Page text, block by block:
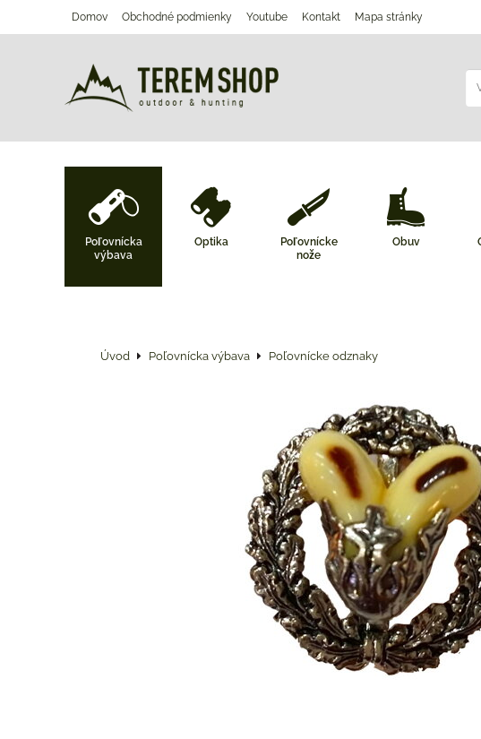
Domov Obchodné podmienky Youtube Kontakt Mapa stránky
Poľovnícka
výbava
Optika
Poľovnícke
nože
Obuv
Úvod Poľovnícka výbava Poľovnícke odznaky